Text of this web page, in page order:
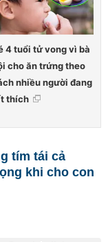
4 tuổi tử vong vì bà
cho ăn trứng theo
nhiều người đang
thích
tím tái cả
khi cho con